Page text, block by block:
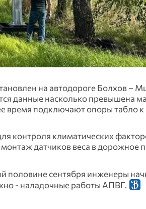
на автодороге Болхов –
данные насколько превышена
время подключают опоры табло к
контроля климатических
датчиков веса в дорожное
половине сентября инженеры
- наладочные работы АПВГ.